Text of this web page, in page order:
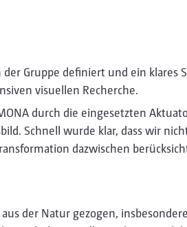
Gruppe definiert und ein klares
visuellen Recherche.
durch die eingesetzten
Schnell wurde klar, dass wir
dazwischen
der Natur gezogen,